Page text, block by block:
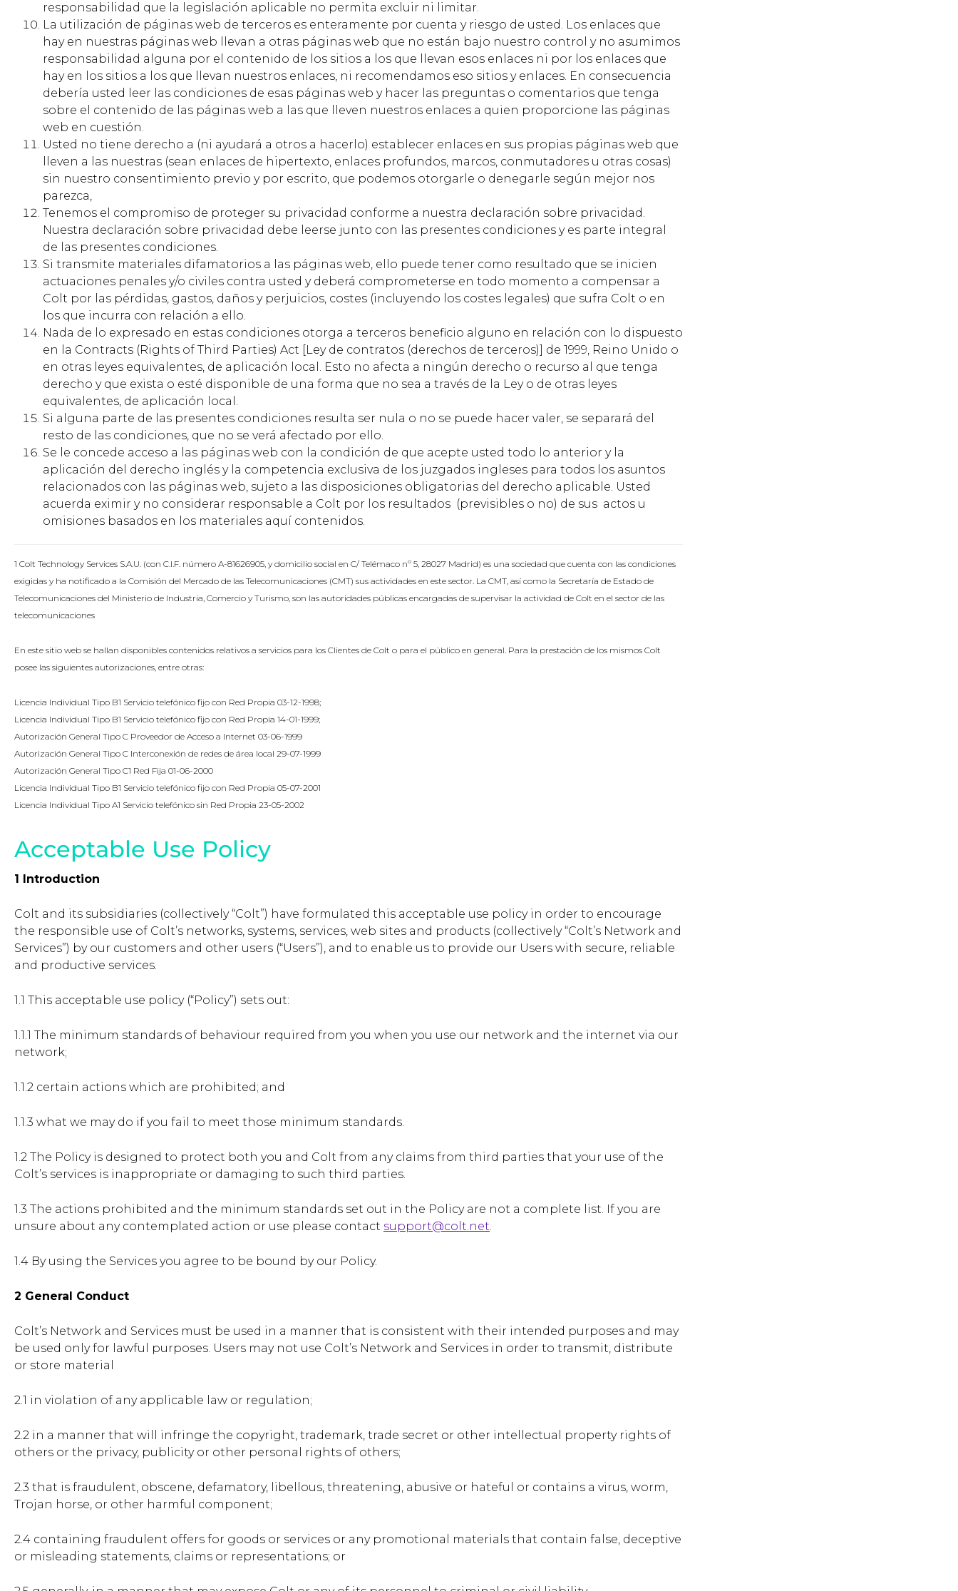
responsabilidad que la legislación aplicable no permita excluir ni limitar.
La utilización de páginas web de terceros es enteramente por cuenta y riesgo de usted. Los enlaces que
hay en nuestras páginas web llevan a otras páginas web que no están bajo nuestro control y no asumimos
responsabilidad alguna por el contenido de los sitios a los que llevan esos enlaces ni por los enlaces que
hay en los sitios a los que llevan nuestros enlaces, ni recomendamos eso sitios y enlaces. En consecuencia
debería usted leer las condiciones de esas páginas web y hacer las preguntas o comentarios que tenga
sobre el contenido de las páginas web a las que lleven nuestros enlaces a quien proporcione las páginas
web en cuestión.
Usted no tiene derecho a (ni ayudará a otros a hacerlo) establecer enlaces en sus propias páginas web que
lleven a las nuestras (sean enlaces de hipertexto, enlaces profundos, marcos, conmutadores u otras cosas)
sin nuestro consentimiento previo y por escrito, que podemos otorgarle o denegarle según mejor nos
parezca,
Tenemos el compromiso de proteger su privacidad conforme a nuestra declaración sobre privacidad.
Nuestra declaración sobre privacidad debe leerse junto con las presentes condiciones y es parte integral
de las presentes condiciones.
Si transmite materiales difamatorios a las páginas web, ello puede tener como resultado que se inicien
actuaciones penales y/o civiles contra usted y deberá comprometerse en todo momento a compensar a
Colt por las pérdidas, gastos, daños y perjuicios, costes (incluyendo los costes legales) que sufra Colt o en
los que incurra con relación a ello.
Nada de lo expresado en estas condiciones otorga a terceros beneficio alguno en relación con lo dispuesto
en la Contracts (Rights of Third Parties) Act [Ley de contratos (derechos de terceros)] de 1999, Reino Unido o
en otras leyes equivalentes, de aplicación local. Esto no afecta a ningún derecho o recurso al que tenga
derecho y que exista o esté disponible de una forma que no sea a través de la Ley o de otras leyes
equivalentes, de aplicación local.
Si alguna parte de las presentes condiciones resulta ser nula o no se puede hacer valer, se separará del
resto de las condiciones, que no se verá afectado por ello.
Se le concede acceso a las páginas web con la condición de que acepte usted todo lo anterior y la
aplicación del derecho inglés y la competencia exclusiva de los juzgados ingleses para todos los asuntos
relacionados con las páginas web, sujeto a las disposiciones obligatorias del derecho aplicable. Usted
acuerda eximir y no considerar responsable a Colt por los resultados (previsibles o no) de sus actos u
omisiones basados en los materiales aquí contenidos.
1 Colt Technology Services S.A.U. (con C.I.F. número A-81626905, y domicilio social en C/ Telémaco nº 5, 28027 Madrid) es una sociedad que cuenta con las condiciones
exigidas y ha notificado a la Comisión del Mercado de las Telecomunicaciones (CMT) sus actividades en este sector. La CMT, así como la Secretaría de Estado de
Telecomunicaciones del Ministerio de Industria, Comercio y Turismo, son las autoridades públicas encargadas de supervisar la actividad de Colt en el sector de las
telecomunicaciones
En este sitio web se hallan disponibles contenidos relativos a servicios para los Clientes de Colt o para el público en general. Para la prestación de los mismos Colt
posee las siguientes autorizaciones, entre otras:
Licencia Individual Tipo B1 Servicio telefónico fijo con Red Propia 03-12-1998;
Licencia Individual Tipo B1 Servicio telefónico fijo con Red Propia 14-01-1999;
Autorización General Tipo C Proveedor de Acceso a Internet 03-06-1999
Autorización General Tipo C Interconexión de redes de área local 29-07-1999
Autorización General Tipo C1 Red Fija 01-06-2000
Licencia Individual Tipo B1 Servicio telefónico fijo con Red Propia 05-07-2001
Licencia Individual Tipo A1 Servicio telefónico sin Red Propia 23-05-2002
Acceptable Use Policy
1 Introduction
Colt and its subsidiaries (collectively “Colt”) have formulated this acceptable use policy in order to encourage
the responsible use of Colt’s networks, systems, services, web sites and products (collectively “Colt’s Network and
Services”) by our customers and other users (“Users”), and to enable us to provide our Users with secure, reliable
and productive services.
1.1 This acceptable use policy (“Policy”) sets out:
1.1.1 The minimum standards of behaviour required from you when you use our network and the internet via our
network;
1.1.2 certain actions which are prohibited; and
1.1.3 what we may do if you fail to meet those minimum standards.
1.2 The Policy is designed to protect both you and Colt from any claims from third parties that your use of the
Colt’s services is inappropriate or damaging to such third parties.
1.3 The actions prohibited and the minimum standards set out in the Policy are not a complete list. If you are
unsure about any contemplated action or use please contact support@colt.net.
1.4 By using the Services you agree to be bound by our Policy.
2 General Conduct
Colt’s Network and Services must be used in a manner that is consistent with their intended purposes and may
be used only for lawful purposes. Users may not use Colt’s Network and Services in order to transmit, distribute
or store material
2.1 in violation of any applicable law or regulation;
2.2 in a manner that will infringe the copyright, trademark, trade secret or other intellectual property rights of
others or the privacy, publicity or other personal rights of others;
2.3 that is fraudulent, obscene, defamatory, libellous, threatening, abusive or hateful or contains a virus, worm,
Trojan horse, or other harmful component;
2.4 containing fraudulent offers for goods or services or any promotional materials that contain false, deceptive
or misleading statements, claims or representations; or